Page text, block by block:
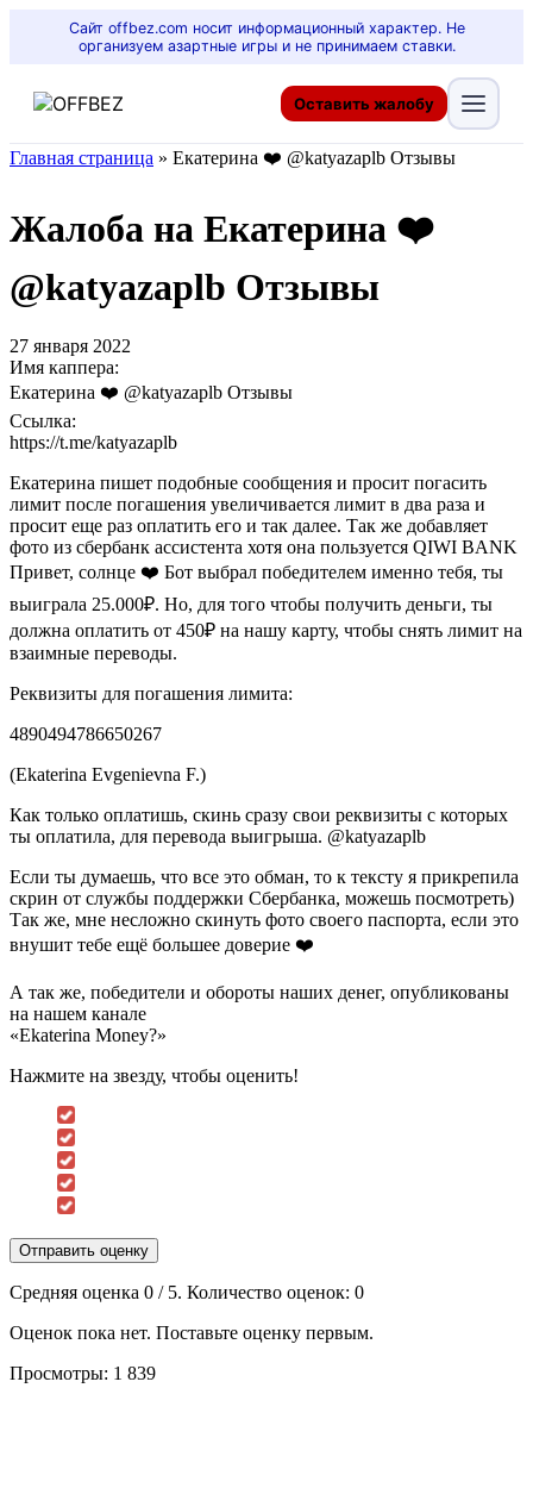
Сайт offbez.com носит информационный характер. Не
организуем азартные игры и не принимаем ставки.
Оставить жалобу
Главная страница » Екатерина ❤️ @katyazaplb Отзывы
Жалоба на Екатерина ❤️
@katyazaplb Отзывы
27 января 2022
Имя каппера:
Екатерина ❤️ @katyazaplb Отзывы
Ссылка:
https://t.me/katyazaplb
Екатерина пишет подобные сообщения и просит погасить
лимит после погашения увеличивается лимит в два раза и
просит еще раз оплатить его и так далее. Так же добавляет
фото из сбербанк ассистента хотя она пользуется QIWI BANK
Привет, солнце ❤️ Бот выбрал победителем именно тебя, ты
выиграла 25.000₽. Но, для того чтобы получить деньги, ты
должна оплатить от 450₽ на нашу карту, чтобы снять лимит на
взаимные переводы.
Реквизиты для погашения лимита:
4890494786650267
(Ekaterina Evgenievna F.)
Как только оплатишь, скинь сразу свои реквизиты с которых
ты оплатила, для перевода выигрыша. @katyazaplb
Если ты думаешь, что все это обман, то к тексту я прикрепила
скрин от службы поддержки Сбербанка, можешь посмотреть)
Так же, мне несложно скинуть фото своего паспорта, если это
внушит тебе ещё большее доверие ❤️
А так же, победители и обороты наших денег, опубликованы
на нашем канале
«Ekaterina Money?»
Нажмите на звезду, чтобы оценить!
Отправить оценку
Средняя оценка 0 / 5. Количество оценок: 0
Оценок пока нет. Поставьте оценку первым.
Просмотры: 1 839